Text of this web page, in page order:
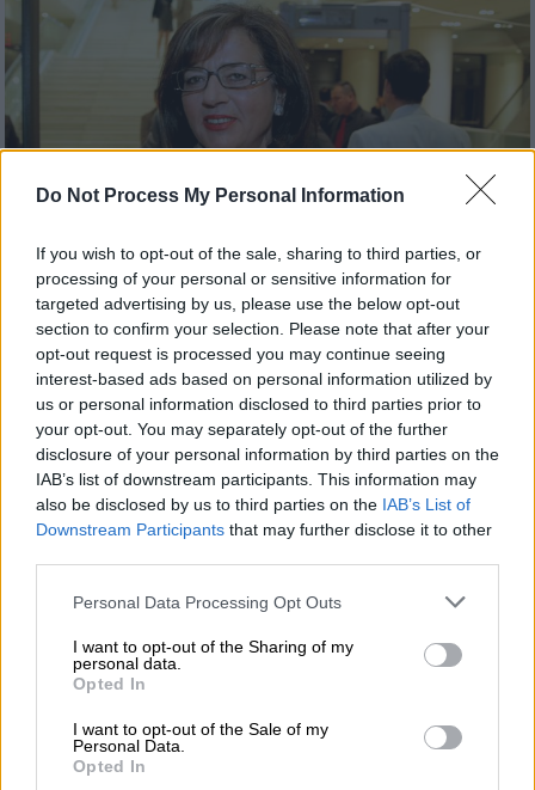
Do Not Process My Personal Information
If you wish to opt-out of the sale, sharing to third parties, or
processing of your personal or sensitive information for
targeted advertising by us, please use the below opt-out
section to confirm your selection. Please note that after your
opt-out request is processed you may continue seeing
interest-based ads based on personal information utilized by
us or personal information disclosed to third parties prior to
your opt-out. You may separately opt-out of the further
disclosure of your personal information by third parties on the
IAB’s list of downstream participants. This information may
also be disclosed by us to third parties on the IAB’s List of
Downstream Participants that may further disclose it to other
Please note that this website/app uses one or more Google
not limited to your visit or usage behaviour. You may click to
grant or deny consent to Google and its third-party tags to
use your data for below specified purposes in below Google
consent section.
Personal Data Processing Opt Outs
I want to opt-out of the Sharing of my
personal data.
Opted In
I want to opt-out of the Sale of my
Personal Data.
Opted In
Πολιτική|17.10.2024 16:14
«Εμβληματική προσωπικότητα»: Το
«αντίο» του πολιτικού κόσμου στη Βάσω
Παπανδρέου
Ο πολιτικός κόσμος αποχαιρετά το ιστορικό
στέλεχος του ΠΑΣΟΚ, που διετέλεσε
υπουργός επί σειρά ετών